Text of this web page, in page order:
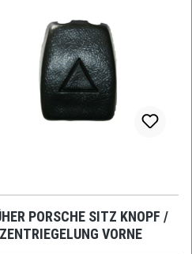
PORSCHE SITZ KNOPF /
VORNE